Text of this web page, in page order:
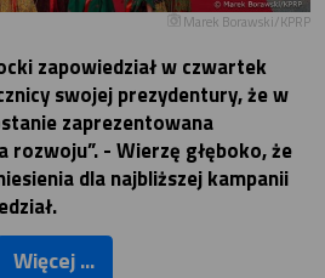
Marek Borawski/KPRP
zapowiedział w czwartek
swojej prezydentury, że w
zaprezentowana
- Wierzę głęboko, że
dla najbliższej kampanii
Więcej ...